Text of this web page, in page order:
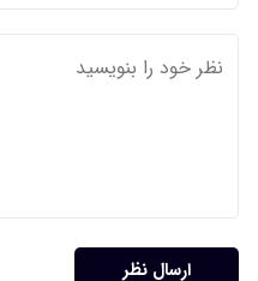
ارسال نظر